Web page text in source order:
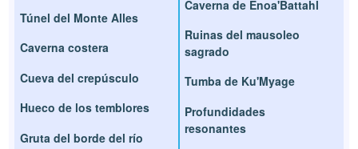
Túnel del Monte Alles
Caverna costera
Cueva del crepúsculo
Hueco de los temblores
Gruta del borde del río
Caverna de Enoa'Battahl
Ruinas del mausoleo
sagrado
Tumba de Ku'Myage
Profundidades
resonantes